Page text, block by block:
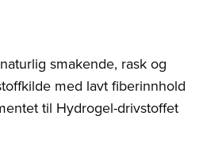
smakende, rask og
med lavt fiberinnhold
til Hydrogel-drivstoffet